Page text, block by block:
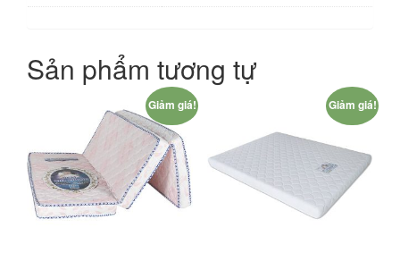
Sản phẩm tương tự
Giảm giá! Giảm giá!